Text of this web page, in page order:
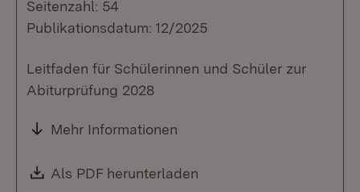
Seitenzahl: 54
Publikationsdatum: 12/2025
Leitfaden für Schülerinnen und Schüler zur
Abiturprüfung 2028
Mehr Informationen
Download:
Als PDF herunterladen